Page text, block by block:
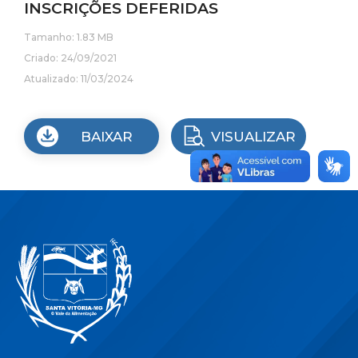
INSCRIÇÕES DEFERIDAS
Tamanho: 1.83 MB
Criado: 24/09/2021
Atualizado: 11/03/2024
BAIXAR VISUALIZAR